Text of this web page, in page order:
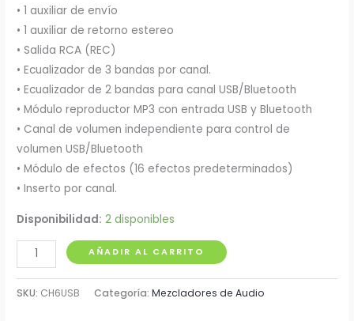
• 1 auxiliar de envío
• 1 auxiliar de retorno estereo
• Salida RCA (REC)
• Ecualizador de 3 bandas por canal.
• Ecualizador de 2 bandas para canal USB/Bluetooth
• Módulo reproductor MP3 con entrada USB y Bluetooth
• Canal de volumen independiente para control de
volumen USB/Bluetooth
• Módulo de efectos (16 efectos predeterminados)
• Inserto por canal.
Disponibilidad: 2 disponibles
Mezclador
Análogo
de
AÑADIR AL CARRITO
SKU: CH6USB Categoría:Mezcladores de Audio